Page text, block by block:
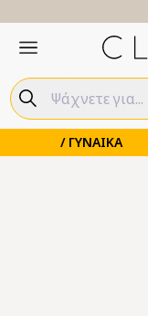
ΓΥΝΑΙΚΑ